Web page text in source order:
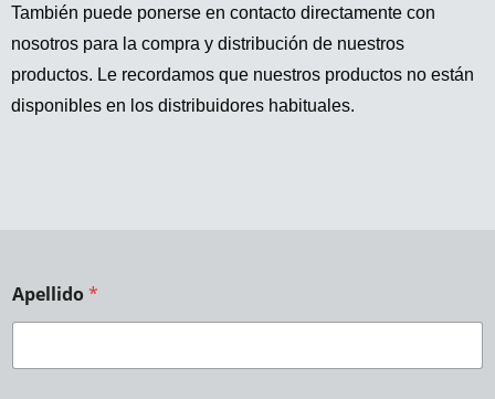
También puede ponerse en contacto directamente con
nosotros para la compra y distribución de nuestros
productos. Le recordamos que nuestros productos no están
disponibles en los distribuidores habituales.
Apellido*